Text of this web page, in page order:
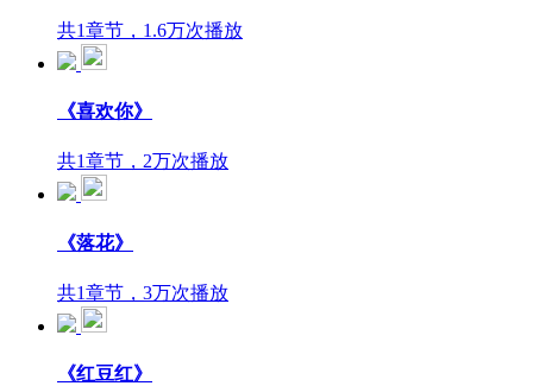
共1章节，1.6万次播放
《喜欢你》
共1章节，2万次播放
《落花》
共1章节，3万次播放
《红豆红》